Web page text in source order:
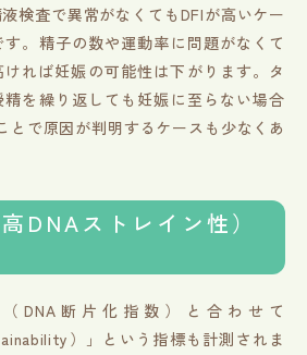
検査で異常がなくてもDFIが高いケー
。精子の数や運動率に問題がなくて
れば妊娠の可能性は下がります。タ
を繰り返しても妊娠に至らない場合
とで原因が判明するケースも少なくあ
DNAストレイン性）
DNA断片化指数）と合わせて
）」という指標も計測されま